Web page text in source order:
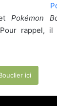
Pokémon
rappel, il
ici